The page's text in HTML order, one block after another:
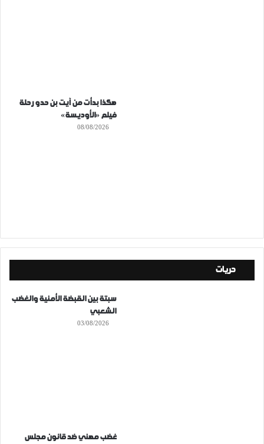
هكذا بدأت من آيت بن حدو رحلة
فيلم «الأوديسة»
08/08/2026
حريات
سبتة بين القبضة الأمنية والغضب
الشعبي
03/08/2026
غضب مهني ضد قانون مجلس